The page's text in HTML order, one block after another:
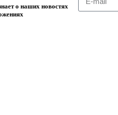
о наших новостях